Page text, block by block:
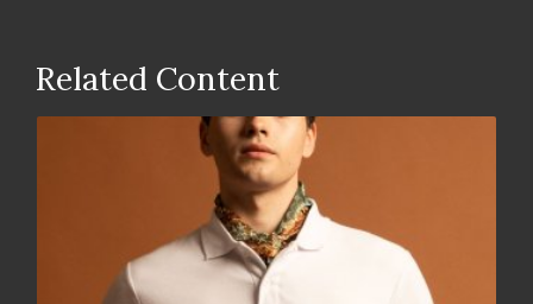
Related Content